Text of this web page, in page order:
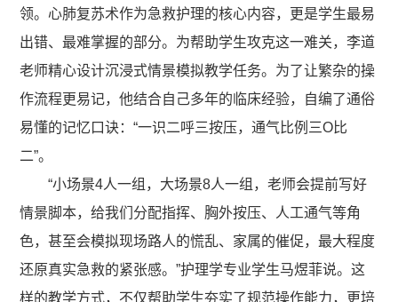
领。心肺复苏术作为急救护理的核心内容，更是学生最易
出错、最难掌握的部分。为帮助学生攻克这一难关，李道
老师精心设计沉浸式情景模拟教学任务。为了让繁杂的操
作流程更易记，他结合自己多年的临床经验，自编了通俗
易懂的记忆口诀：“一识二呼三按压，通气比例三O比
二”。
“小场景4人一组，大场景8人一组，老师会提前写好
情景脚本，给我们分配指挥、胸外按压、人工通气等角
色，甚至会模拟现场路人的慌乱、家属的催促，最大程度
还原真实急救的紧张感。”护理学专业学生马煜菲说。这
样的教学方式，不仅帮助学生夯实了规范操作能力，更培